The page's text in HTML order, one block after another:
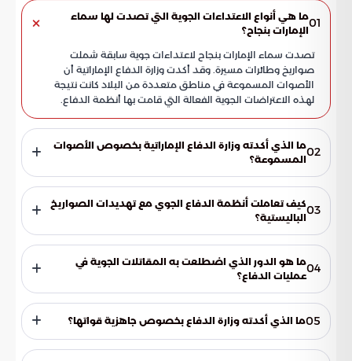
01ما هي أنواع الاعتداءات الجوية التي تصدت لها سماء
الإمارات بنجاح؟
تصدت سماء الإمارات بنجاح لاعتداءات جوية سابقة شملت
صواريخ وطائرات مسيرة. وقد أكدت وزارة الدفاع الإماراتية أن
الأصوات المسموعة في مناطق متعددة من البلاد كانت نتيجة
لهذه الاعتراضات الجوية الفعالة التي قامت بها أنظمة الدفاع.
02ما الذي أكدته وزارة الدفاع الإماراتية بخصوص الأصوات
المسموعة؟
متعددة من البلاد، خلال حوادث سابقة، جاءت نتيجة اعتراضات
جوية فعالة قام بها الدفاع الجوي. هذا التصريح جاء لطمأنة السكان03كيف تعاملت أنظمة الدفاع الجوي مع تهديدات الصواريخ
الباليستية؟
الباليستية بكفاءة عالية. لقد أظهرت هذه المنظومات قدرة فائقة
في حماية المجال الجوي الإماراتي من أي مخاطر محتملة قد تنتج04ما هو الدور الذي اضطلعت به المقاتلات الجوية في
عمليات الدفاع؟
المسيرة. بينت هذه العمليات مدى التنسيق المتكامل والفعال بين
مختلف وحدات الدفاع الجوي في التصدي للتهديدات الجوية
05ما الذي أكدته وزارة الدفاع بخصوص جاهزية قواتها؟